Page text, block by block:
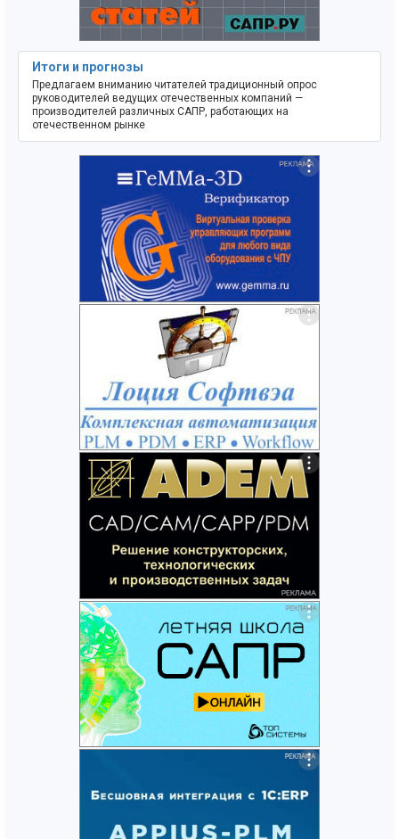
Итоги и прогнозы
Предлагаем вниманию читателей традиционный опрос
руководителей ведущих отечественных компаний —
производителей различных САПР, работающих на
отечественном рынке